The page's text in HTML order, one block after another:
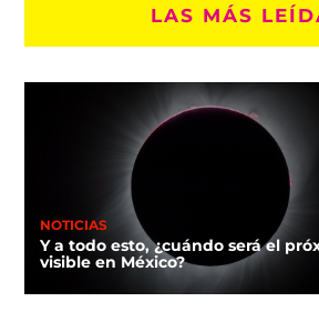
LAS MÁS
NOTICIAS
Y a todo esto, ¿cuándo será el
visible en México?